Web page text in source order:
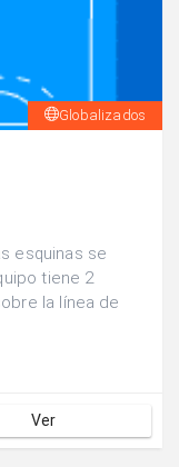
Globalizados
esquinas se
tiene 2
la línea de
Ver